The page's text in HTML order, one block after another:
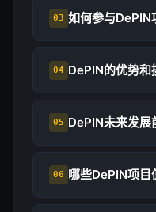
03 如何参与DePIN
04 DePIN的优势和
05 DePIN未来发展
06 哪些DePIN项目